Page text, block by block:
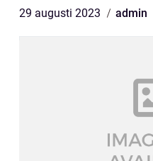
29 augusti 2023 admin